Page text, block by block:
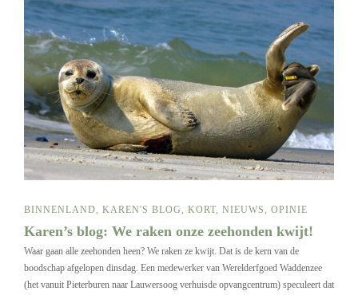
BINNENLAND, KAREN'S BLOG, KORT, NIEUWS, OPINIE
Karen’s blog: We raken onze zeehonden kwijt!
Waar gaan alle zeehonden heen? We raken ze kwijt. Dat is de kern van de
boodschap afgelopen dinsdag. Een medewerker van Werelderfgoed Waddenzee
(het vanuit Pieterburen naar Lauwersoog verhuisde opvangcentrum) speculeert dat